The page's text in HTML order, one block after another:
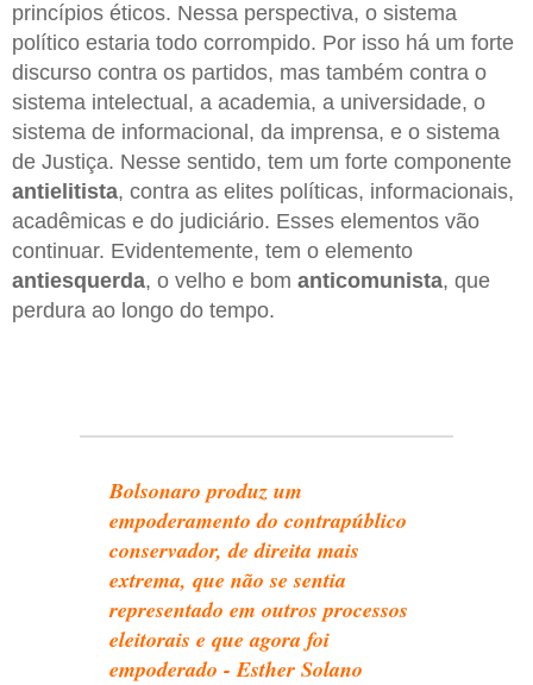
princípios éticos. Nessa perspectiva, o sistema
político estaria todo corrompido. Por isso há um forte
discurso contra os partidos, mas também contra o
sistema intelectual, a academia, a universidade, o
sistema de informacional, da imprensa, e o sistema
de Justiça. Nesse sentido, tem um forte componente
antielitista, contra as elites políticas, informacionais,
acadêmicas e do judiciário. Esses elementos vão
continuar. Evidentemente, tem o elemento
antiesquerda, o velho e bom anticomunista, que
perdura ao longo do tempo.
Bolsonaro produz um
empoderamento do contrapúblico
conservador, de direita mais
extrema, que não se sentia
representado em outros processos
eleitorais e que agora foi
empoderado - Esther Solano